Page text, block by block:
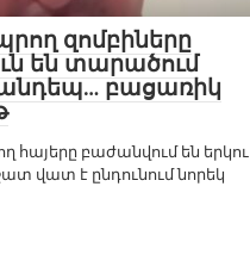
զոմբիները
են տարածում
բացառիկ
հայերը բաժանվում են երկու
վատ է ընդունում նորեկ